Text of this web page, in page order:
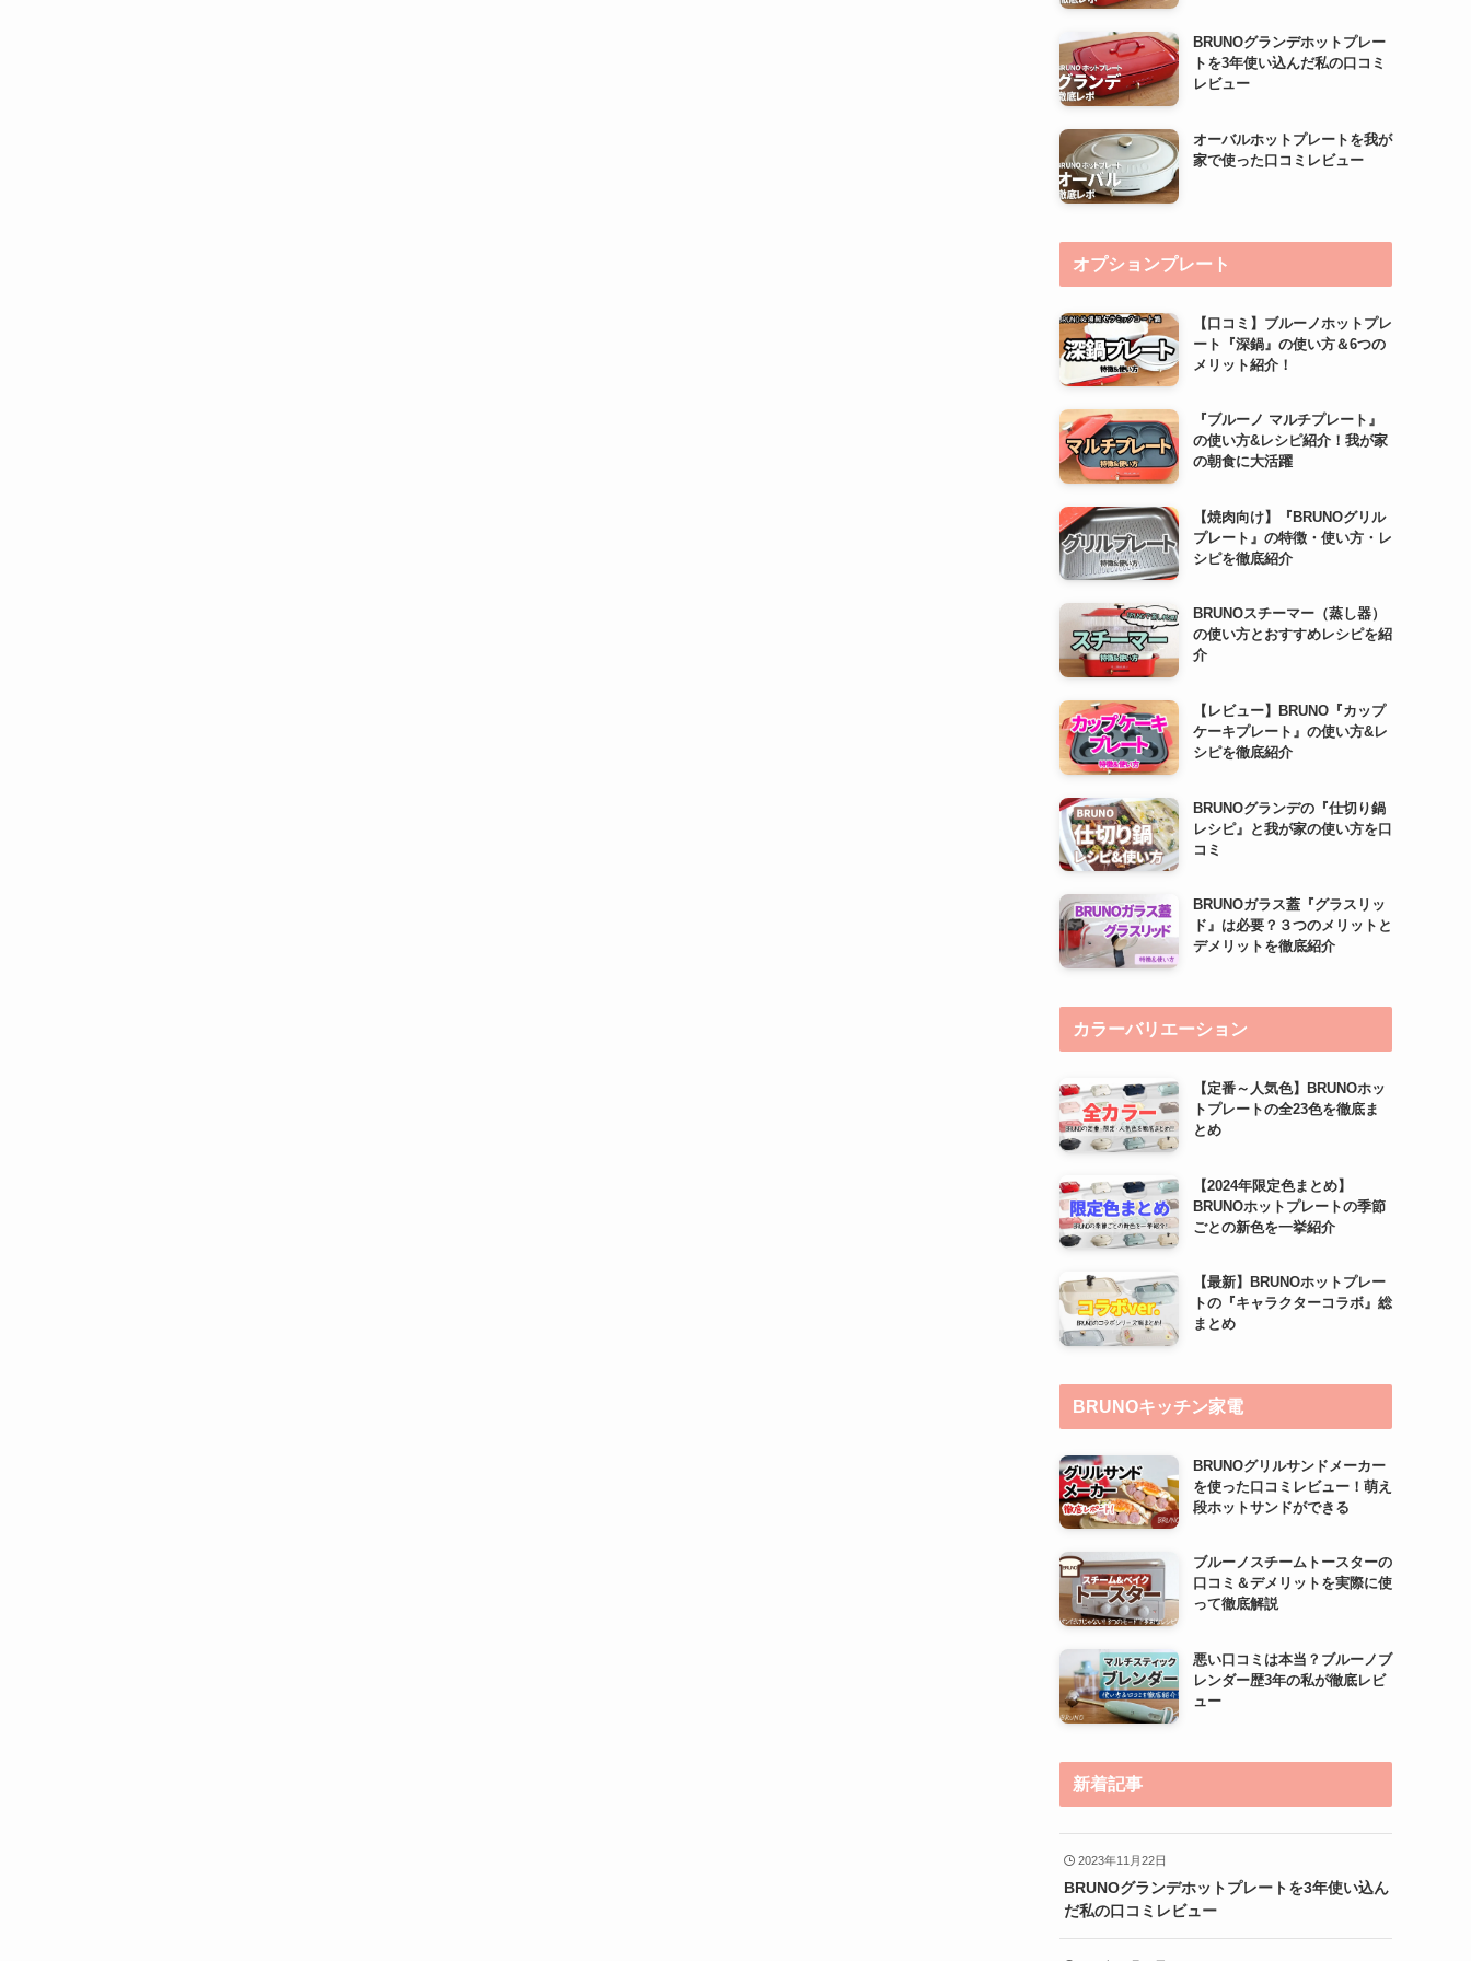
BRUNOグランデホットプレー
トを3年使い込んだ私の口コミ
レビュー
オーバルホットプレートを我が
家で使った口コミレビュー
オプションプレート
【口コミ】ブルーノホットプレ
ート『深鍋』の使い方＆6つの
メリット紹介！
『ブルーノ マルチプレート』
の使い方&レシピ紹介！我が家
の朝食に大活躍
【焼肉向け】『BRUNOグリル
プレート』の特徴・使い方・レ
シピを徹底紹介
BRUNOスチーマー（蒸し器）
の使い方とおすすめレシピを紹
介
【レビュー】BRUNO『カップ
ケーキプレート』の使い方&レ
シピを徹底紹介
BRUNOグランデの『仕切り鍋
レシピ』と我が家の使い方を口
コミ
BRUNOガラス蓋『グラスリッ
ド』は必要？３つのメリットと
デメリットを徹底紹介
カラーバリエーション
【定番～人気色】BRUNOホッ
トプレートの全23色を徹底ま
とめ
【2024年限定色まとめ】
BRUNOホットプレートの季節
ごとの新色を一挙紹介
【最新】BRUNOホットプレー
トの『キャラクターコラボ』総
まとめ
BRUNOキッチン家電
BRUNOグリルサンドメーカー
を使った口コミレビュー！萌え
段ホットサンドができる
ブルーノスチームトースターの
口コミ＆デメリットを実際に使
って徹底解説
悪い口コミは本当？ブルーノブ
レンダー歴3年の私が徹底レビ
ュー
新着記事
2023年11月22日
BRUNOグランデホットプレートを3年使い込ん
だ私の口コミレビュー